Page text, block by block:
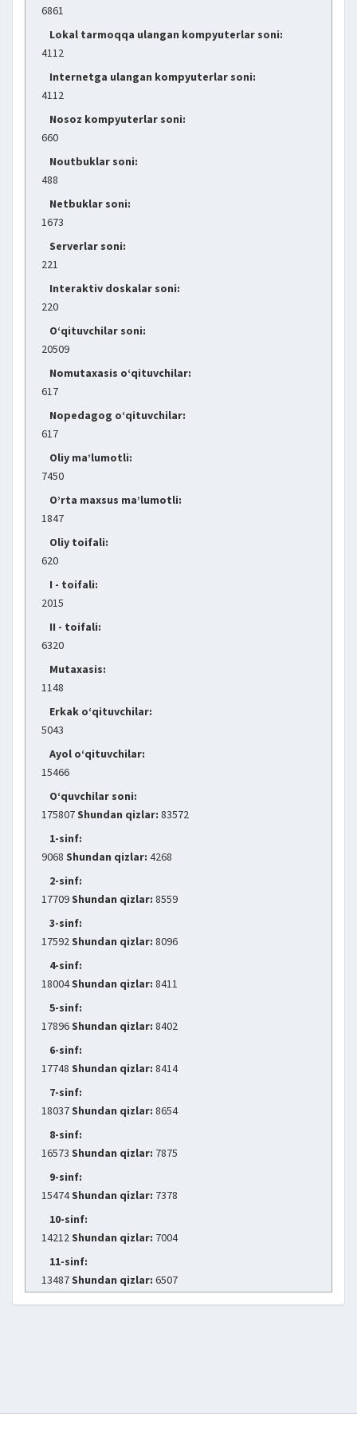
6861
Lokal tarmoqqa ulangan kompyuterlar soni:
4112
Internetga ulangan kompyuterlar soni:
4112
Nosoz kompyuterlar soni:
660
Noutbuklar soni:
488
Netbuklar soni:
1673
Serverlar soni:
221
Interaktiv doskalar soni:
220
O‘qituvchilar soni:
20509
Nomutaxasis o‘qituvchilar:
617
Nopedagog o‘qituvchilar:
617
Oliy ma’lumotli:
7450
O’rta maxsus ma’lumotli:
1847
Oliy toifali:
620
I - toifali:
2015
II - toifali:
6320
Mutaxasis:
1148
Erkak o‘qituvchilar:
5043
Ayol o‘qituvchilar:
15466
O‘quvchilar soni:
175807Shundan qizlar: 83572
1-sinf:
9068 Shundan qizlar: 4268
2-sinf:
17709Shundan qizlar: 8559
3-sinf:
17592Shundan qizlar: 8096
4-sinf:
18004Shundan qizlar: 8411
5-sinf:
17896Shundan qizlar: 8402
6-sinf:
17748 Shundan qizlar: 8414
7-sinf:
18037Shundan qizlar: 8654
8-sinf:
16573 Shundan qizlar: 7875
9-sinf:
15474Shundan qizlar: 7378
10-sinf:
14212Shundan qizlar: 7004
11-sinf:
13487Shundan qizlar: 6507